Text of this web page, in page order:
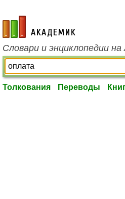
academic.ru
Словари и энциклопедии
Толкования Переводы